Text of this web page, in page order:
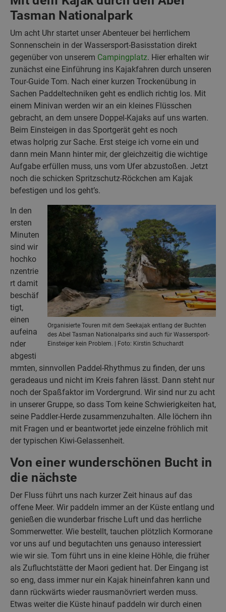
Tasman Nationalpark
Um acht Uhr startet unser Abenteuer bei herrlichem
Sonnenschein in der Wassersport-Basisstation direkt
gegenüber von unserem Campingplatz. Hier erhalten wir
zunächst eine Einführung ins Kajakfahren durch unseren
Tour-Guide Tom. Nach einer kurzen Trockenübung in
Sachen Paddeltechniken geht es endlich richtig los. Mit
einem Minivan werden wir an ein kleines Flüsschen
gebracht, an dem unsere Doppel-Kajaks auf uns warten.
Beim Einsteigen in das Sportgerät geht es noch
etwas holprig zur Sache. Erst steige ich vorne ein und
dann mein Mann hinter mir, der gleichzeitig die wichtige
Aufgabe erfüllen muss, uns vom Ufer abzustoßen. Jetzt
noch die schicken Spritzschutz-Röckchen am Kajak
befestigen und los geht’s.
Organisierte Touren mit dem Seekajak entlang der Buchten
des Abel Tasman Nationalparks sind auch für Wassersport-
Einsteiger kein Problem. | Foto: Kirstin Schuchardt
In den
ersten
Minuten
sind wir
hochko
nzentrie
rt damit
beschäf
tigt,
einen
aufeina
nder
abgesti
mmten, sinnvollen Paddel-Rhythmus zu finden, der uns
geradeaus und nicht im Kreis fahren lässt. Dann steht nur
noch der Spaßfaktor im Vordergrund. Wir sind nur zu acht
in unserer Gruppe, so dass Tom keine Schwierigkeiten hat,
seine Paddler-Herde zusammenzuhalten. Alle löchern ihn
mit Fragen und er beantwortet jede einzelne fröhlich mit
der typischen Kiwi-Gelassenheit.
Von einer wunderschönen Bucht in
die nächste
Der Fluss führt uns nach kurzer Zeit hinaus auf das
offene Meer. Wir paddeln immer an der Küste entlang und
genießen die wunderbar frische Luft und das herrliche
Sommerwetter. Wie bestellt, tauchen plötzlich Kormorane
vor uns auf und begutachten uns genauso interessiert
wie wir sie. Tom führt uns in eine kleine Höhle, die früher
als Zufluchtstätte der Maori gedient hat. Der Eingang ist
so eng, dass immer nur ein Kajak hineinfahren kann und
dann rückwärts wieder rausmanövriert werden muss.
Etwas weiter die Küste hinauf paddeln wir durch einen